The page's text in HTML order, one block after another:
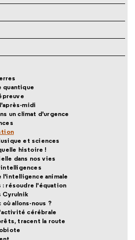
quantique
midi
un climat d'urgence
et sciences
histoire !
dans nos vies
l'intelligence animale
: résoudre l'équation
Cyrulnik
allons-nous ?
cérébrale
tracent la route